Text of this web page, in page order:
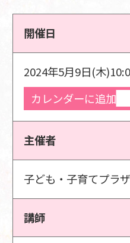
開催日
2024年5月9日(木)
カレンダーに追加
主催者
子ども・子育てプラザ
講師